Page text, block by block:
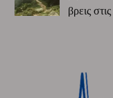
βρεις